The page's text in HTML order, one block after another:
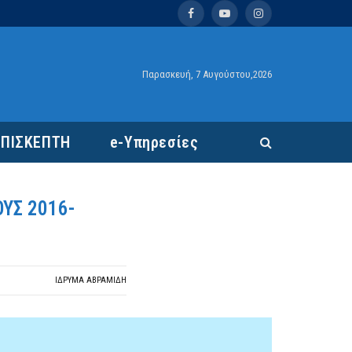
FacebookYouTubeInstagram
Παρασκευή, 7 Αυγούστου,2026
e-Υπηρεσίες
2016-
ΙΔΡΎΜΑ ΑΒΡΑΜΊΔΗ